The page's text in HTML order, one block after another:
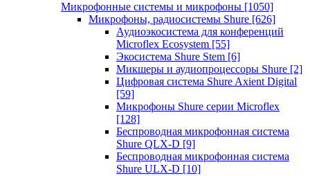
Микрофонные системы и микрофоны [1050]
Микрофоны, радиосистемы Shure [626]
Аудиоэкосистема для конференций
Microflex Ecosystem [55]
Экосистема Shure Stem [6]
Микшеры и аудиопроцессоры Shure [2]
Цифровая система Shure Axient Digital
[59]
Микрофоны Shure серии Microflex
[128]
Беспроводная микрофонная система
Shure QLX-D [9]
Беспроводная микрофонная система
Shure ULX-D [10]